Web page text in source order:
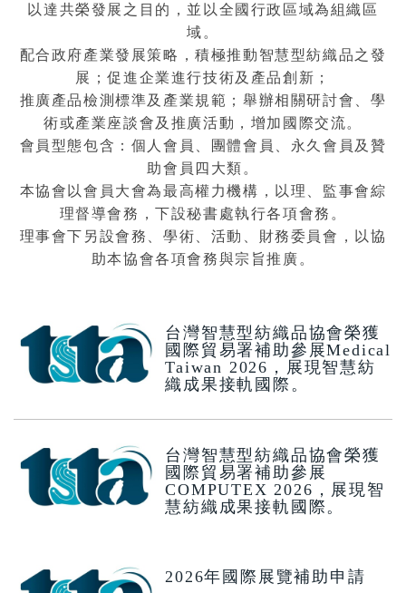
以達共榮發展之目的，並以全國行政區域為組織區
域。
配合政府產業發展策略，積極推動智慧型紡織品之發
展；促進企業進行技術及產品創新；
推廣產品檢測標準及產業規範；舉辦相關研討會、學
術或產業座談會及推廣活動，增加國際交流。
會員型態包含：個人會員、團體會員、永久會員及贊
助會員四大類。
本協會以會員大會為最高權力機構，以理、監事會綜
理督導會務，下設秘書處執行各項會務。
理事會下另設會務、學術、活動、財務委員會，以協
助本協會各項會務與宗旨推廣。
台灣智慧型紡織品協會榮獲
國際貿易署補助參展Medical
Taiwan 2026，展現智慧紡
織成果接軌國際。
貿易署補助參展Medical Taiwan
2026，展現智慧紡織成果接軌國
際。
台灣智慧型紡織品協會榮獲
國際貿易署補助參展
COMPUTEX 2026，展現智
慧紡織成果接軌國際。
貿易署補助參展COMPUTEX
2026年國際展覽補助申請